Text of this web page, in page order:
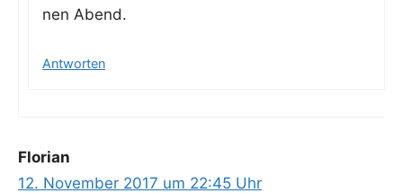
nen Abend.
Antworten
Florian
12. November 2017 um 22:45 Uhr